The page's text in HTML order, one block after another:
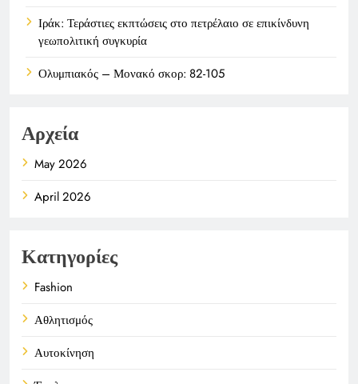
Ιράκ: Τεράστιες εκπτώσεις στο πετρέλαιο σε επικίνδυνη
γεωπολιτική συγκυρία
Ολυμπιακός – Μονακό σκορ: 82-105
Αρχεία
May 2026
April 2026
Κατηγορίες
Fashion
Αθλητισμός
Αυτοκίνηση